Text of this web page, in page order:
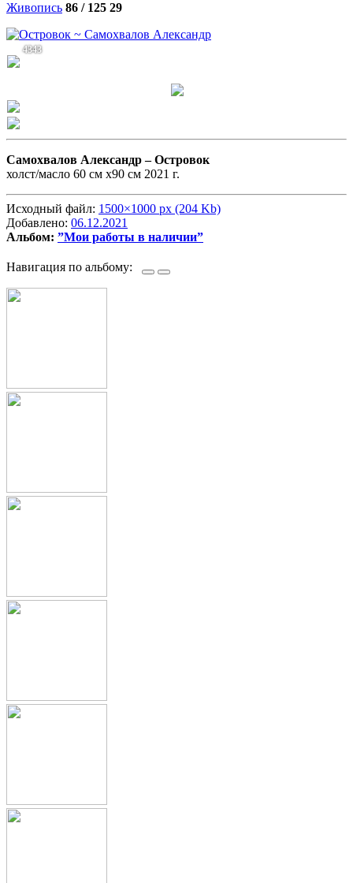
Живопись 86 / 125 29
4343
Самохвалов Александр –Островок
холст/масло 60 см x90 см 2021 г.
Исходный файл: 1500×1000 px (204 Kb)
Добавлено: 06.12.2021
Альбом: ”Мои работы в наличии”
Навигация по альбому: